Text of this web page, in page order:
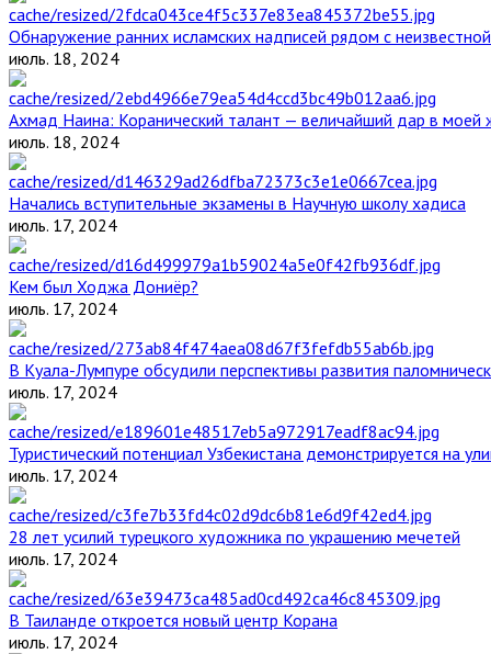
Обнаружение ранних исламских надписей рядом с
июль. 18, 2024
Ахмад Наина: Коранический талант — величайший дар в моей
июль. 18, 2024
Начались вступительные экзамены в Научную школу хадиса
июль. 17, 2024
Кем был Ходжа Дониёр?
июль. 17, 2024
В Куала-Лумпуре обсудили перспективы развития
июль. 17, 2024
Туристический потенциал Узбекистана демонстрируется на
июль. 17, 2024
28 лет усилий турецкого художника по украшению мечетей
июль. 17, 2024
В Таиланде откроется новый центр Корана
июль. 17, 2024